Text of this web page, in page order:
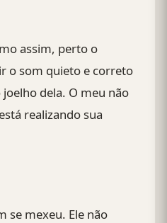
assim, perto o
o som quieto e correto
dela. O meu não
realizando sua
se mexeu. Ele não